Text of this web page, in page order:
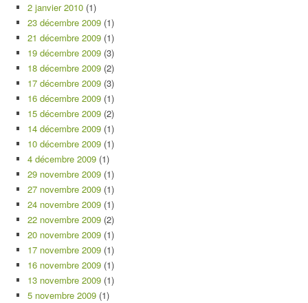
2 janvier 2010 (1)
23 décembre 2009 (1)
21 décembre 2009 (1)
19 décembre 2009 (3)
18 décembre 2009 (2)
17 décembre 2009 (3)
16 décembre 2009 (1)
15 décembre 2009 (2)
14 décembre 2009 (1)
10 décembre 2009 (1)
4 décembre 2009 (1)
29 novembre 2009 (1)
27 novembre 2009 (1)
24 novembre 2009 (1)
22 novembre 2009 (2)
20 novembre 2009 (1)
17 novembre 2009 (1)
16 novembre 2009 (1)
13 novembre 2009 (1)
5 novembre 2009 (1)